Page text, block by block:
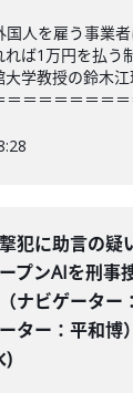
人を雇う事業
ば1万円を払う
学教授の鈴木
＝＝＝＝＝＝＝
撃犯に助言の
プンAIを刑事
ナビゲーター
ター：平和博
)